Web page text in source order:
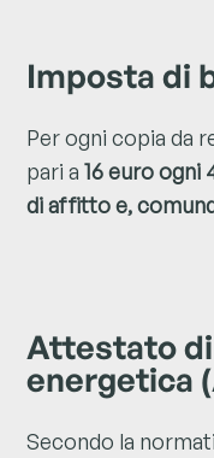
Imposta di
Per ogni copia da
pari a16 euro
di affitto e,
Attestato
energetica
Secondo la